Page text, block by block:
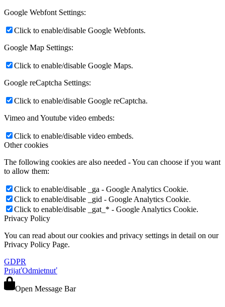
Google Webfont Settings:
Click to enable/disable Google Webfonts.
Google Map Settings:
Click to enable/disable Google Maps.
Google reCaptcha Settings:
Click to enable/disable Google reCaptcha.
Vimeo and Youtube video embeds:
Click to enable/disable video embeds.
Other cookies
The following cookies are also needed - You can choose if you want
to allow them:
Click to enable/disable _ga - Google Analytics Cookie.
Click to enable/disable _gid - Google Analytics Cookie.
Click to enable/disable _gat_* - Google Analytics Cookie.
Privacy Policy
You can read about our cookies and privacy settings in detail on our
Privacy Policy Page.
GDPR
PrijaťOdmietnuť
Open Message Bar